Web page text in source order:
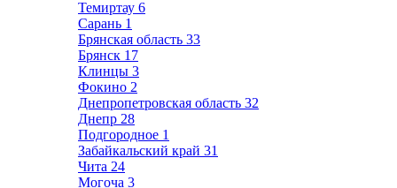
Темиртау 6
Сарань 1
Брянская область 33
Брянск 17
Клинцы 3
Фокино 2
Днепропетровская область 32
Днепр 28
Подгородное 1
Забайкальский край 31
Чита 24
Могоча 3